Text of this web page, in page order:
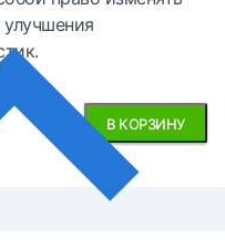
В КОРЗИНУ